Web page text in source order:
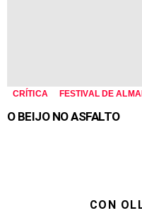
CRÍTICA FESTIVAL DE
O BEIJO NO ASFALTO
CON